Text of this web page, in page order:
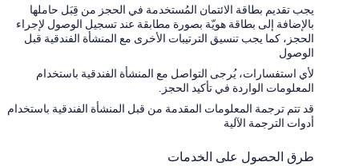
يجب تقديم بطاقة الائتمان المُستخدمة في الحجز من قِبَل حاملها
بالإضافة إلى بطاقة هويّة بصورة مطابقة عند تسجيل الوصول لإجراء
الحجز، كما يجب تنسيق الترتيبات الأخرى مع المنشأة الفندقية قبل
الوصول
لأي استفسارات، يُرجى التواصل مع المنشأة الفندقية باستخدام
المعلومات الواردة في تأكيد الحجز.
قد تتم ترجمة المعلومات المقدمة من قبل المنشأة الفندقية باستخدام
أدوات الترجمة الآلية
طرق الحصول على الخدمات